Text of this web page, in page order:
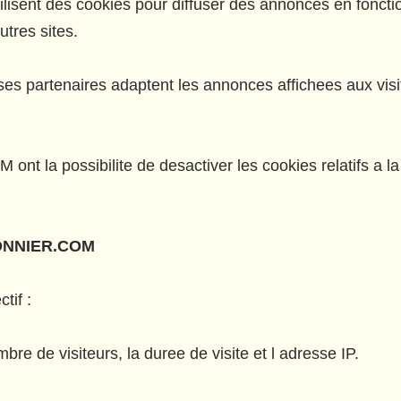
des cookies pour diffuser des annonces en
sites.
partenaires adaptent les annonces affichees aux
ont la possibilite de desactiver les cookies relatifs a
:
de visiteurs, la duree de visite et l adresse IP.